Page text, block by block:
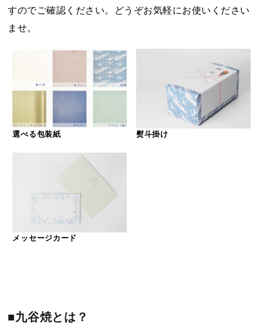
すのでご確認ください。どうぞお気軽にお使いください
ませ。
選べる包装紙 熨斗掛け
メッセージカード
■九谷焼とは？